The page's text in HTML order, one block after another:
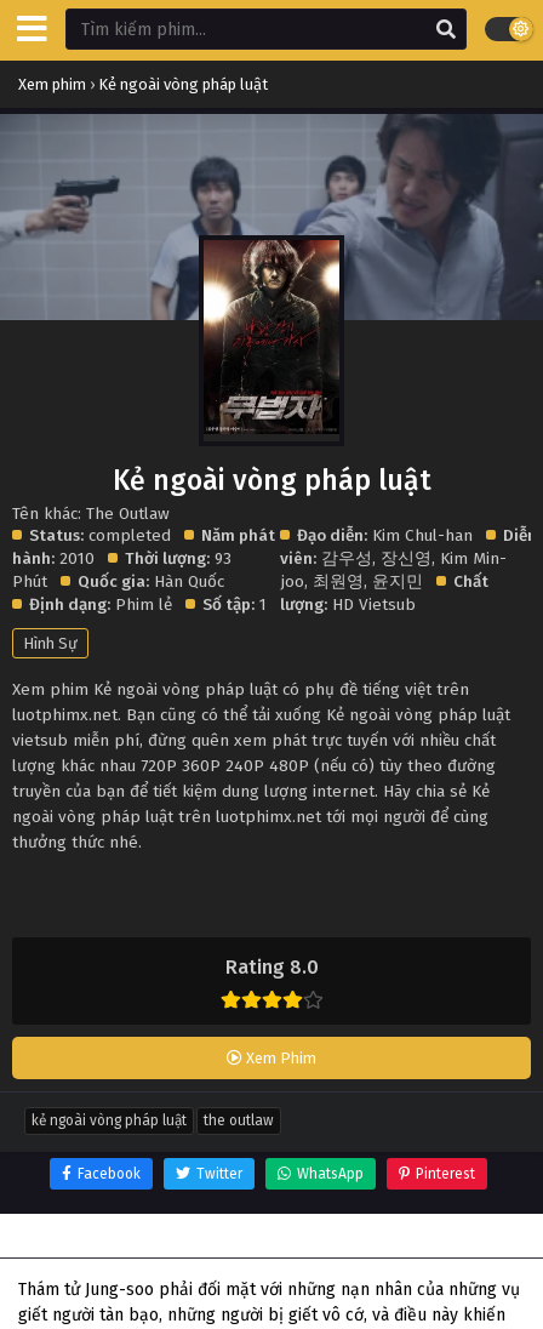
Xem phim › Kẻ ngoài vòng pháp luật
Rating 8.0
Xem Phim
Kẻ ngoài vòng pháp luật
Tên khác: The Outlaw
Status: completed
Năm phát
hành: 2010 Thời lượng: 93
Phút
Quốc gia: Hàn Quốc
Định dạng: Phim lẻ Số tập: 1
Đạo diễn: Kim Chul-han
Diễn
viên: 감우성, 장신영, Kim Min-
joo, 최원영, 윤지민
Chất
lượng: HD Vietsub
Hình Sự
Xem phim Kẻ ngoài vòng pháp luật có phụ đề tiếng việt trên
luotphimx.net. Bạn cũng có thể tải xuống Kẻ ngoài vòng pháp luật
vietsub miễn phí, đừng quên xem phát trực tuyến với nhiều chất
lượng khác nhau 720P 360P 240P 480P (nếu có) tùy theo đường
truyền của bạn để tiết kiệm dung lượng internet. Hãy chia sẻ Kẻ
ngoài vòng pháp luật trên luotphimx.net tới mọi người để cùng
thưởng thức nhé.
kẻ ngoài vòng pháp luật the outlaw
Facebook Twitter WhatsApp Pinterest
Thám tử Jung-soo phải đối mặt với những nạn nhân của những vụ
giết người tàn bạo, những người bị giết vô cớ, và điều này khiến